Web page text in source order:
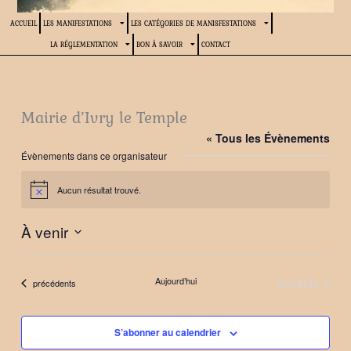
ACCUEIL LES MANIFESTATIONS LES CATÉGORIES DE MANISFESTATIONS
LA RÉGLEMENTATION BON À SAVOIR CONTACT
Mairie d’Ivry le Temple
« Tous les Évènements
Évènements dans ce organisateur
Notice Aucun résultat trouvé.
À venir
Sélectionnez
date.Évènements
précédents Aujourd’hui Évènements
suivants
S’abonner au calendrier